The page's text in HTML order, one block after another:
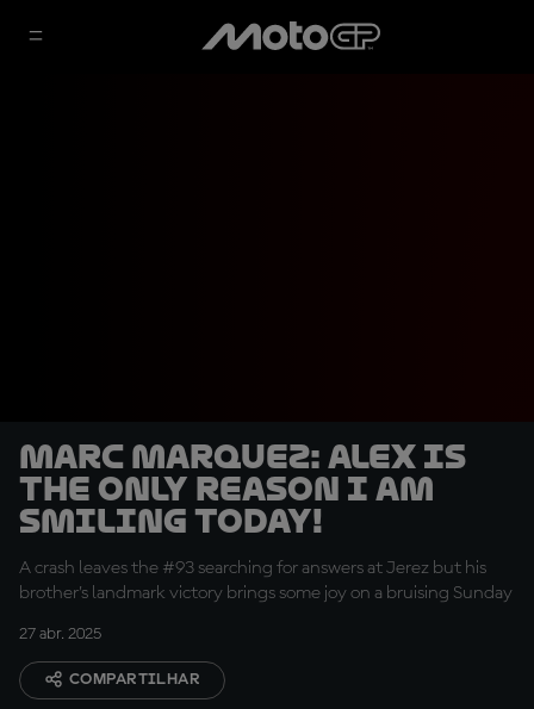
Marc Marquez: Alex is
the only reason I am
smiling today!
A crash leaves the #93 searching for answers at Jerez but his
brother’s landmark victory brings some joy on a bruising Sunday
27 abr. 2025
COMPARTILHAR